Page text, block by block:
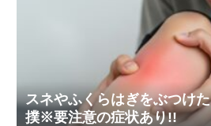
スネやふくらはぎをぶつけ
撲※要注意の症状あり!!